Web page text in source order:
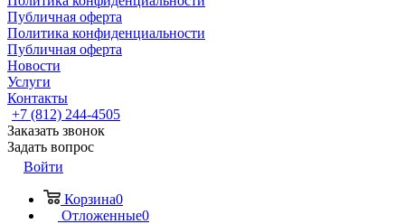
Публичная оферта
Политика конфиденциальности
Публичная оферта
Новости
Услуги
Контакты
+7 (812) 244-4505
Заказать звонок
Задать вопрос
Войти
Корзина0
Отложенные0